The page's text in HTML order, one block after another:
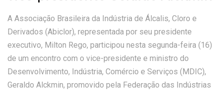
A Associação Brasileira da Indústria de Álcalis, Cloro e
Derivados (Abiclor), representada por seu presidente
executivo, Milton Rego, participou nesta segunda-feira (16)
de um encontro com o vice-presidente e ministro do
Desenvolvimento, Indústria, Comércio e Serviços (MDIC),
Geraldo Alckmin, promovido pela Federação das Indústrias